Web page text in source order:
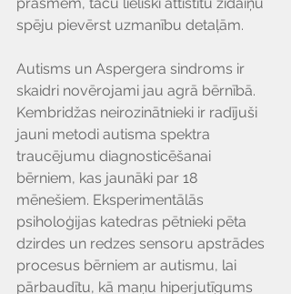
spēju pievērst uzmanību detaļām.
Autisms un Aspergera sindroms ir
skaidri novērojami jau agrā bērnībā.
Kembridžas neirozinātnieki ir radījuši
jauni metodi autisma spektra
traucējumu diagnosticēšanai
bērniem, kas jaunāki par 18
mēnešiem. Eksperimentālās
psiholoģijas katedras pētnieki pēta
dzirdes un redzes sensoru apstrādes
procesus bērniem ar autismu, lai
pārbaudītu, kā maņu hiperjutīgums